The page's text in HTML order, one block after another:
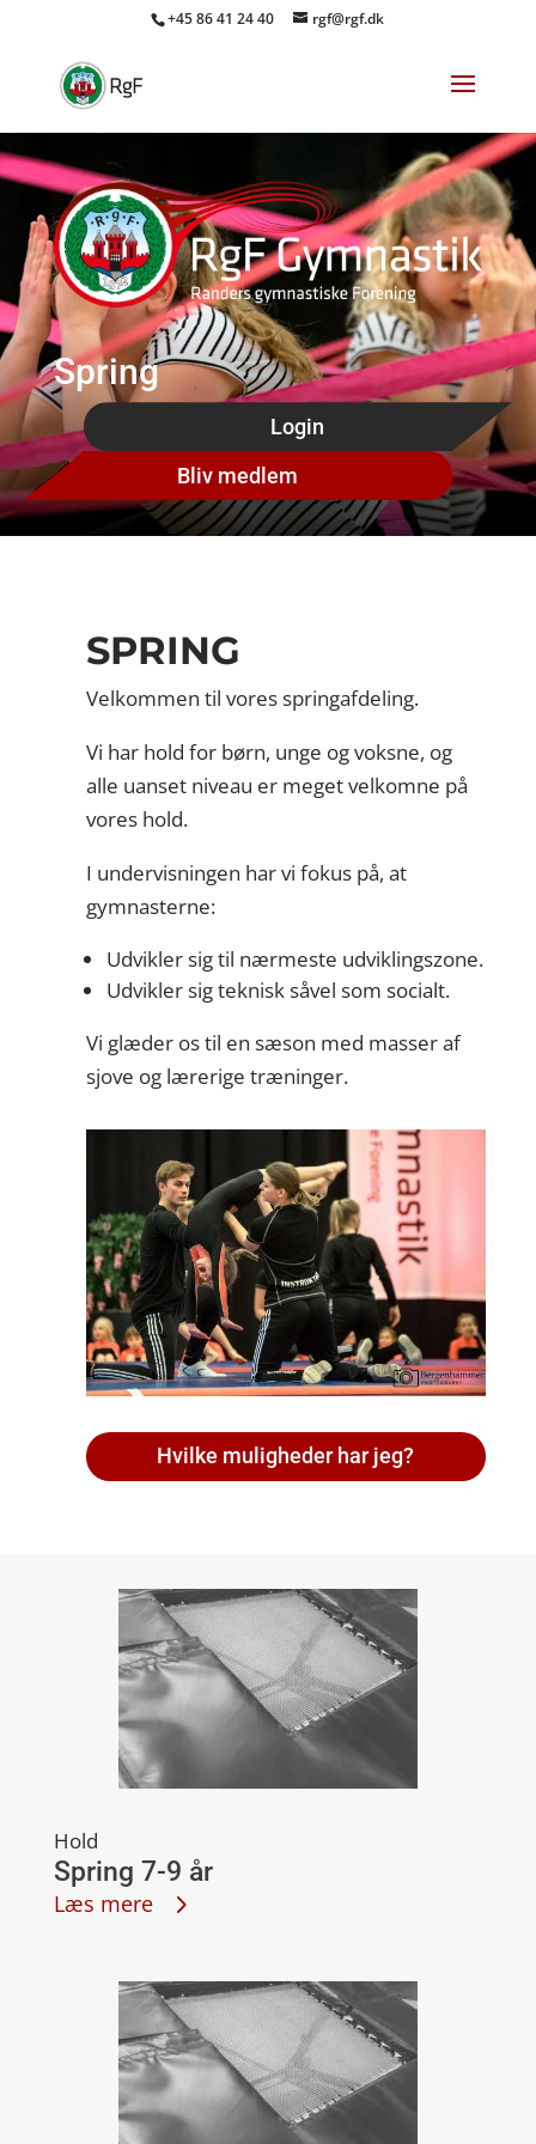
+45 86 41 24 40 rgf@rgf.dk
Spring
Login
Bliv medlem
SPRING
Velkommen til vores springafdeling.
Vi har hold for børn, unge og voksne, og
alle uanset niveau er meget velkomne på
vores hold.
I undervisningen har vi fokus på, at
gymnasterne:
Udvikler sig til nærmeste udviklingszone.
Udvikler sig teknisk såvel som socialt.
Vi glæder os til en sæson med masser af
sjove og lærerige træninger.
Hvilke muligheder har jeg?
Hold
Spring 7-9 år
Læs mere